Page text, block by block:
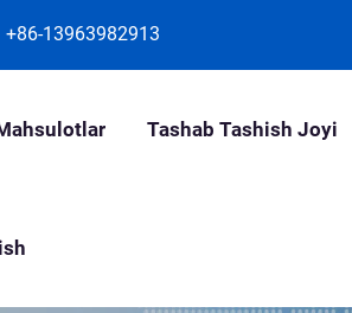
+86-13963982913
Tashab Tashish Joyi